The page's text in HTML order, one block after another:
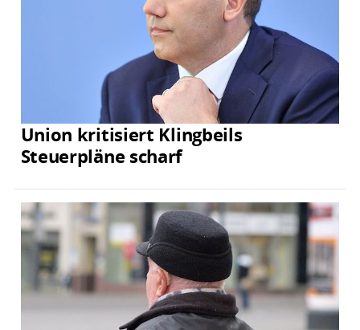
Union kritisiert Klingbeils
Steuerpläne scharf